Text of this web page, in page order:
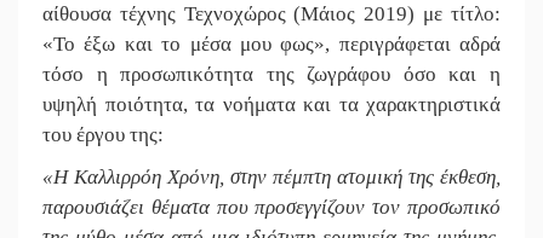
αίθουσα τέχνης Τεχνοχώρος (Μάιος 2019) με τίτλο:
«Το έξω και το μέσα μου φως», περιγράφεται αδρά
τόσο η προσωπικότητα της ζωγράφου όσο και η
υψηλή ποιότητα, τα νοήματα και τα χαρακτηριστικά
του έργου της:
«Η Καλλιρρόη Χρόνη, στην πέμπτη ατομική της έκθεση,
παρουσιάζει θέματα που προσεγγίζουν τον προσωπικό